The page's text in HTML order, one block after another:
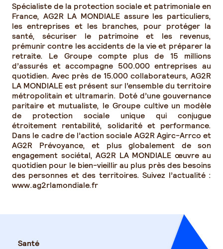
Spécialiste de la protection sociale et patrimoniale en
France, AG2R LA MONDIALE assure les particuliers,
les entreprises et les branches, pour protéger la
santé, sécuriser le patrimoine et les revenus,
prémunir contre les accidents de la vie et préparer la
retraite. Le Groupe compte plus de 15 millions
d’assurés et accompagne 500.000 entreprises au
quotidien. Avec près de 15.000 collaborateurs, AG2R
LA MONDIALE est présent sur l’ensemble du territoire
métropolitain et ultramarin. Doté d’une gouvernance
paritaire et mutualiste, le Groupe cultive un modèle
de protection sociale unique qui conjugue
étroitement rentabilité, solidarité et performance.
Dans le cadre de l’action sociale AG2R Agirc-Arrco et
AG2R Prévoyance, et plus globalement de son
engagement sociétal, AG2R LA MONDIALE œuvre au
quotidien pour le bien-vieillir au plus près des besoins
des personnes et des territoires. Suivez l’actualité :
www.ag2rlamondiale.fr
Santé